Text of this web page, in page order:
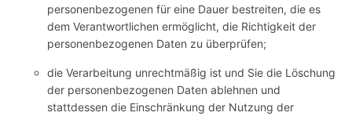
personenbezogenen für eine Dauer bestreiten, die es
dem Verantwortlichen ermöglicht, die Richtigkeit der
personenbezogenen Daten zu überprüfen;
die Verarbeitung unrechtmäßig ist und Sie die Löschung
der personenbezogenen Daten ablehnen und
stattdessen die Einschränkung der Nutzung der